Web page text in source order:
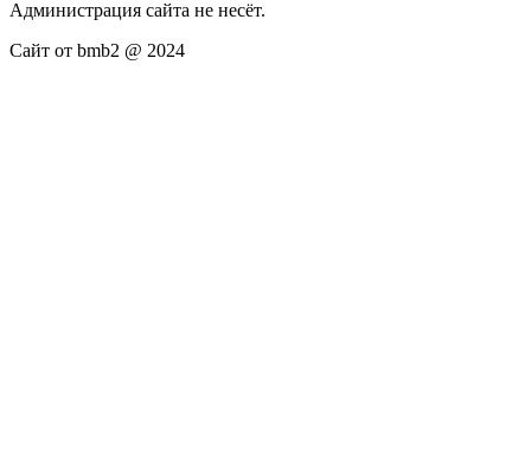
Администрация сайта не несёт.
Сайт от bmb2 @ 2024